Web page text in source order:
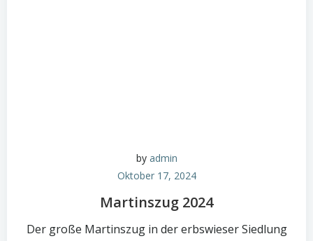
by admin
Oktober 17, 2024
Martinszug 2024
Der große Martinszug in der erbswieser Siedlung